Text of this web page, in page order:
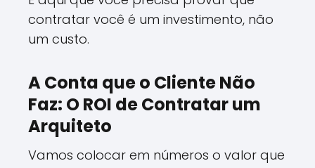
contratar você é um investimento, não
um custo.
A Conta que o Cliente Não
Faz: O ROI de Contratar um
Arquiteto
Vamos colocar em números o valor que